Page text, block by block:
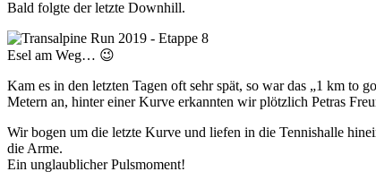
Bald folgte der letzte Downhill.
Esel am Weg… 😉
Kam es in den letzten Tagen oft sehr spät, so war das „1 km to
Metern an, hinter einer Kurve erkannten wir plötzlich Petras
Wir bogen um die letzte Kurve und liefen in die Tennishalle
die Arme.
Ein unglaublicher Pulsmoment!